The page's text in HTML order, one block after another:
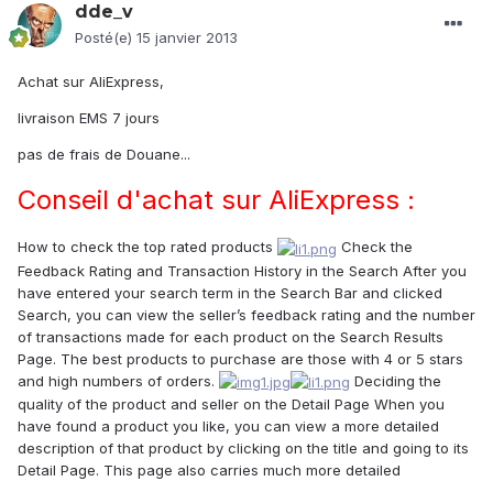
dde_v
Posté(e) 15 janvier 2013
Achat sur AliExpress,
livraison EMS 7 jours
pas de frais de Douane...
Conseil d'achat sur AliExpress :
How to check the top rated products
Check the
Feedback Rating and Transaction History in the Search After you
have entered your search term in the Search Bar and clicked
Search, you can view the seller’s feedback rating and the number
of transactions made for each product on the Search Results
Page. The best products to purchase are those with 4 or 5 stars
and high numbers of orders.
Deciding the
quality of the product and seller on the Detail Page When you
have found a product you like, you can view a more detailed
description of that product by clicking on the title and going to its
Detail Page. This page also carries much more detailed